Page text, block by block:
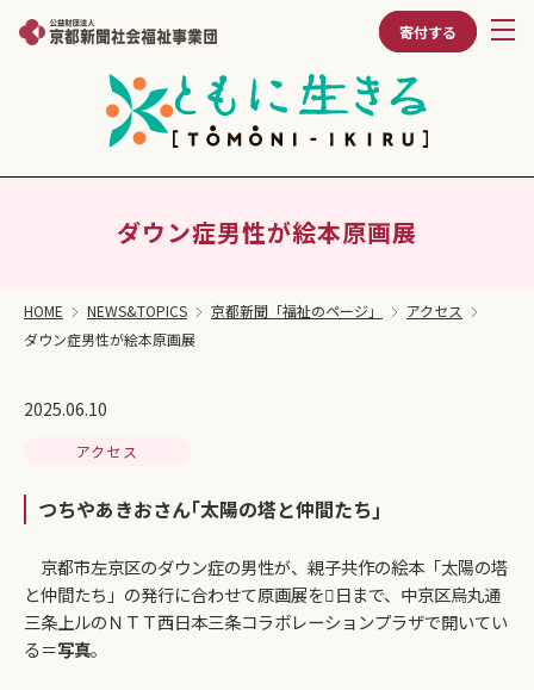
寄付する
ダウン症男性が絵本原画展
HOME NEWS&TOPICS 京都新聞「福祉のページ」
アクセス
ダウン症男性が絵本原画展
2025.06.10
アクセス
つちやあきおさん｢太陽の塔と仲間たち｣
京都市左京区のダウン症の男性が、親子共作の絵本「太陽の塔
と仲間たち」の発行に合わせて原画展を日まで、中京区烏丸通
三条上ルのＮＴＴ西日本三条コラボレーションプラザで開いてい
る＝写真。